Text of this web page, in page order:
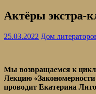
Актёры экстра-
25.03.2022 Дом
Мы возвращаемся к
Лекцию
проводит Екатерина